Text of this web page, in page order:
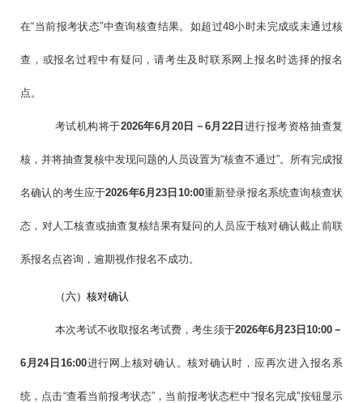
在“当前报考状态”中查询核查结果。如超过48小时未完成或未通过核
查，或报名过程中有疑问，请考生及时联系网上报名时选择的报名
点。
考试机构将于2026年6月 20日－ 6月 22日 进行报考资格抽查复
核，并将抽查复核中发现问题的人员设置为“核查不通过”。所有完成报
名确认的考生应于2026年6月23 日 10:00重新登录报名系统查询核查状
态，对人工核查或抽查复核结果有疑问的人员应于核对确认截止前联
系报名点咨询，逾期视作报名不成功。
（六）核对确认
本次考试不收取报名考试费，考生须于2026年6月23日10:00 －
6月24日 16:00进行网上核对确认。核对确认时，应再次进入报名系
统，点击“查看当前报考状态”，当前报考状态栏中“报名完成”按钮显示